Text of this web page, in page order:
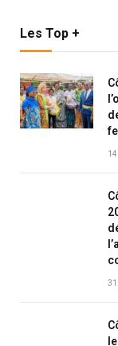
Les Top +